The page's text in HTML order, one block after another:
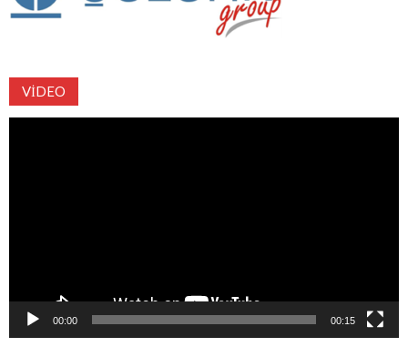
VIDEO
00:00 00:15